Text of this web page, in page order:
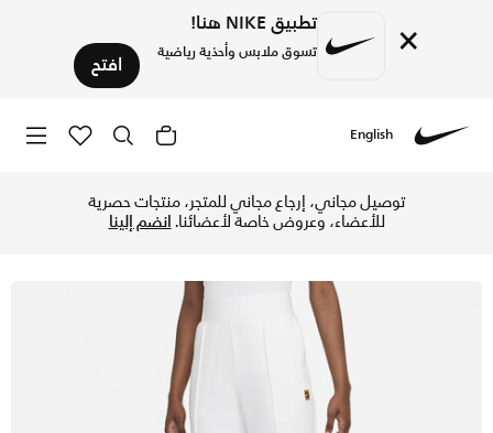
× تطبيق NIKE هنا!
تسوق ملابس وأحذية رياضية افتح
English
توصيل مجاني، إرجاع مجاني للمتجر، منتجات حصرية
للأعضاء، وعروض خاصة لأعضائنا.انضم إلينا